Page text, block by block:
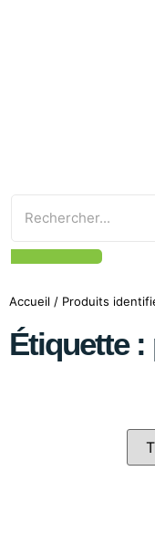
Accueil / Produits
Étiquette :